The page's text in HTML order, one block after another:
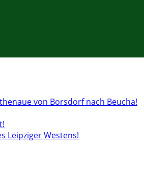
von Borsdorf nach Beucha!
Leipziger Westens!